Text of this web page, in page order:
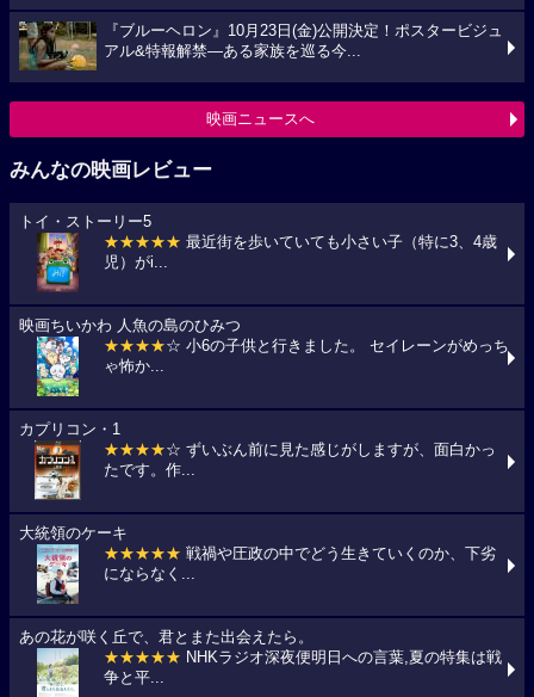
『ブルーヘロン』10月23日(金)公開決定！ポスタービジュ
アル&特報解禁―ある家族を巡る今...
映画ニュースへ
みんなの映画レビュー
トイ・ストーリー5
★★★★★ 最近街を歩いていても小さい子（特に3、4歳
児）がi...
映画ちいかわ 人魚の島のひみつ
★★★★☆ 小6の子供と行きました。 セイレーンがめっち
ゃ怖か...
カプリコン・1
★★★★☆ ずいぶん前に見た感じがしますが、面白かっ
たです。作...
大統領のケーキ
★★★★★ 戦禍や圧政の中でどう生きていくのか、下劣
にならなく...
あの花が咲く丘で、君とまた出会えたら。
★★★★★ NHKラジオ深夜便明日への言葉,夏の特集は戦
争と平...